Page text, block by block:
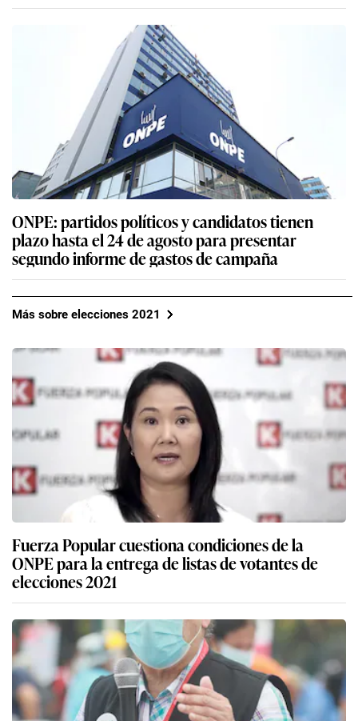
ONPE: partidos políticos y candidatos tienen
plazo hasta el 24 de agosto para presentar
segundo informe de gastos de campaña
Más sobre elecciones 2021
Fuerza Popular cuestiona condiciones de la
ONPE para la entrega de listas de votantes de
elecciones 2021